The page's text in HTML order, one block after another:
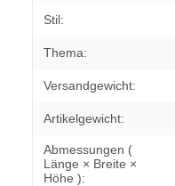
Stil:
Thema:
Versandgewicht:
Artikelgewicht:
Abmessungen (
Länge × Breite ×
Höhe ):